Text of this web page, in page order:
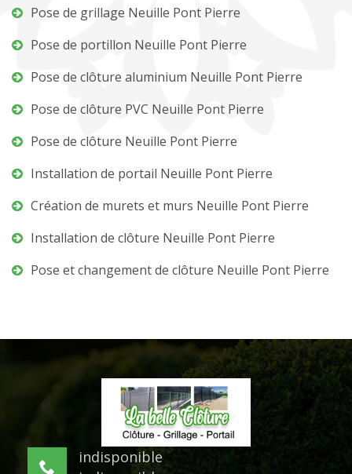
Pose de grillage Neuille Pont Pierre
Pose de portillon Neuille Pont Pierre
Pose de clôture aluminium Neuille Pont Pierre
Pose de clôture PVC Neuille Pont Pierre
Pose de clôture Neuille Pont Pierre
Installation de portail Neuille Pont Pierre
Création de murets et murs Neuille Pont Pierre
Installation de clôture Neuille Pont Pierre
Pose et changement de clôture Neuille Pont Pierre
indisponible